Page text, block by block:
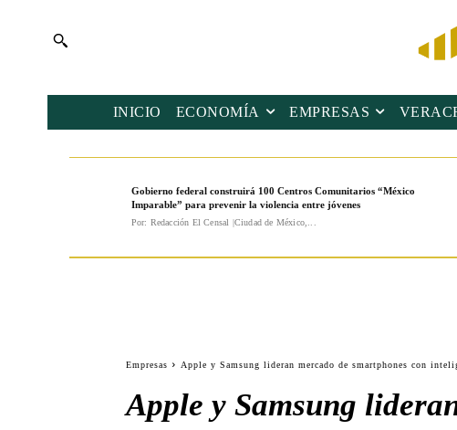
INICIO ECONOMÍA EMPRESAS
Gobierno federal construirá 100 Centros Comunitarios “México
Imparable” para prevenir la violencia entre jóvenes
Por: Redacción El Censal |Ciudad de México,...
Empresas Apple y Samsung lideran mercado de smartphones con
Apple y Samsung